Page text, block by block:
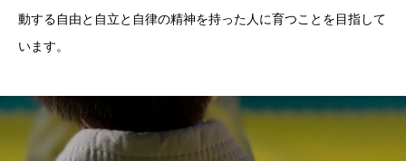
動する自由と自立と自律の精神を持った人に育つことを目指して
います。